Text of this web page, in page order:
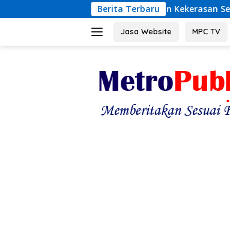
ke
Berita Terbaru
Dugaan Kekerasan Seksual oleh Ayah Angkat
Jasa Website MPC TV